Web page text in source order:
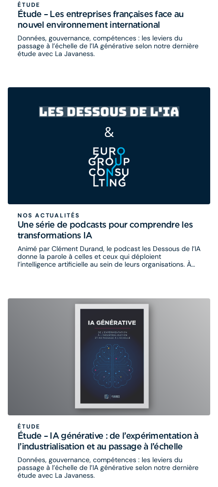
ÉTUDE
Étude – Les entreprises françaises face au
nouvel environnement international
Données, gouvernance, compétences : les leviers du
passage à l’échelle de l’IA générative selon notre dernière
étude avec La Javaness.
NOS ACTUALITÉS
Une série de podcasts pour comprendre les
transformations IA
Animé par Clément Durand, le podcast les Dessous de l’IA
donne la parole à celles et ceux qui déploient
l’intelligence artificielle au sein de leurs organisations. À
une série inédite de 5 épisodes
ÉTUDE
Étude – IA générative : de l’expérimentation à
l’industrialisation et au passage à l’échelle
Données, gouvernance, compétences : les leviers du
passage à l’échelle de l’IA générative selon notre dernière
étude avec La Javaness.